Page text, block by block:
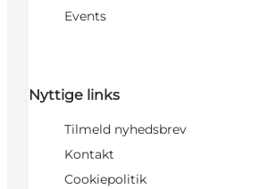
Events
Nyttige links
Tilmeld nyhedsbrev
Kontakt
Cookiepolitik